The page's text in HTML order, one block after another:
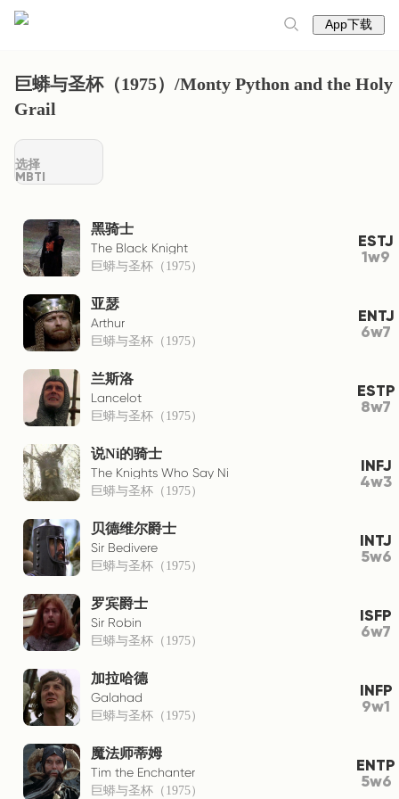
App下载
巨蟒与圣杯（1975）/Monty Python and the Holy
Grail
选择
MBTI
黑骑士
The Black Knight
巨蟒与圣杯（1975）
ESTJ
1w9
亚瑟
Arthur
巨蟒与圣杯（1975）
ENTJ
6w7
兰斯洛
Lancelot
巨蟒与圣杯（1975）
ESTP
8w7
说Ni的骑士
The Knights Who Say Ni
巨蟒与圣杯（1975）
INFJ
4w3
贝德维尔爵士
Sir Bedivere
巨蟒与圣杯（1975）
INTJ
5w6
罗宾爵士
Sir Robin
巨蟒与圣杯（1975）
ISFP
6w7
加拉哈德
Galahad
巨蟒与圣杯（1975）
INFP
9w1
魔法师蒂姆
Tim the Enchanter
巨蟒与圣杯（1975）
ENTP
5w6